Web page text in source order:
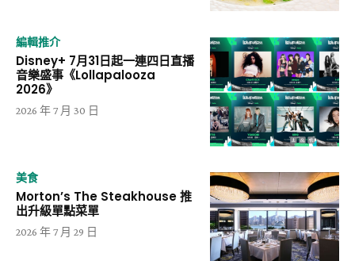
編輯推介
Disney+ 7月31日起一連四日直播
音樂盛事《Lollapalooza
2026》
2026 年 7 月 30 日
美食
Morton’s The Steakhouse 推
出升級單點菜單
2026 年 7 月 29 日